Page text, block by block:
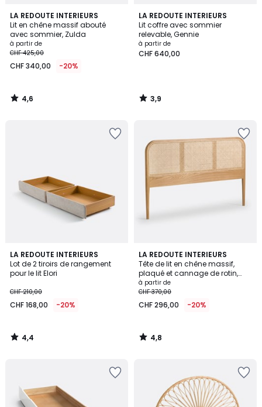
LA REDOUTE INTERIEURS
Lit en chêne massif abouté
avec sommier, Zulda
à partir de
CHF 425,00
CHF 340,00 -20%
4,6
/ 5
4,6
/
LA REDOUTE INTERIEURS
Lit coffre avec sommier
relevable, Gennie
à partir de
CHF 640,00
3,9
/ 5
3,9
/
LA REDOUTE INTERIEURS
Lot de 2 tiroirs de rangement
pour le lit Elori
CHF 210,00
CHF 168,00 -20%
4,4
/ 5
4,4
/
LA REDOUTE INTERIEURS
Tête de lit en chêne massif,
plaqué et cannage de rotin,
MADARA
à partir de
CHF 370,00
CHF 296,00 -20%
4,8
/ 5
4,8
/